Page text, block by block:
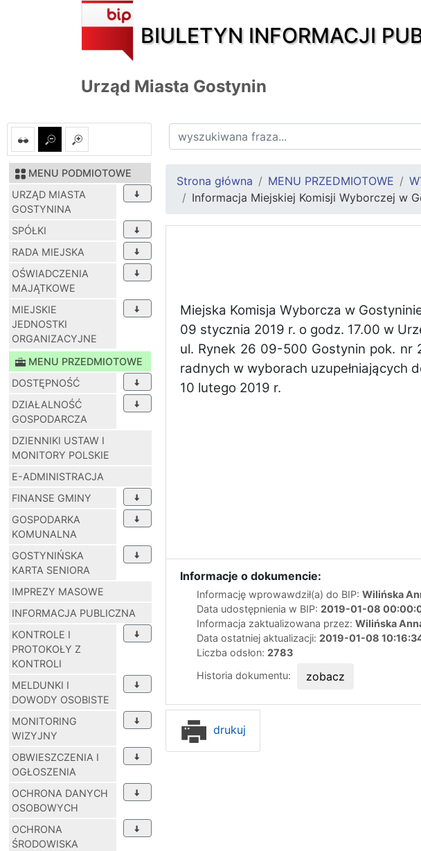
BIULETYN INFORMACJI
Urząd Miasta Gostynin
MENU PODMIOTOWE
URZĄD MIASTA
GOSTYNINA
SPÓŁKI
RADA MIEJSKA
OŚWIADCZENIA
MAJĄTKOWE
MIEJSKIE
JEDNOSTKI
ORGANIZACYJNE
MENU PRZEDMIOTOWE
DOSTĘPNOŚĆ
DZIAŁALNOŚĆ
GOSPODARCZA
DZIENNIKI USTAW I
MONITORY POLSKIE
E-ADMINISTRACJA
FINANSE GMINY
GOSPODARKA
KOMUNALNA
GOSTYNIŃSKA
KARTA SENIORA
IMPREZY MASOWE
INFORMACJA PUBLICZNA
KONTROLE I
PROTOKOŁY Z
KONTROLI
MELDUNKI I
DOWODY OSOBISTE
MONITORING
WIZYJNY
OBWIESZCZENIA I
OGŁOSZENIA
OCHRONA DANYCH
OSOBOWYCH
OCHRONA
ŚRODOWISKA
Strona główna MENU PRZEDMIOTOWE
Informacja Miejskiej Komisji Wyborczej w
Miejska Komisja Wyborcza w
09 stycznia 2019 r. o godz. 17.00 w
ul. Rynek 26 09-500 Gostynin pok. nr
radnych w wyborach uzupełniających
10 lutego 2019 r.
Informacje o dokumencie:
Informację wprowawdził(a) do BIP: Wilińska
Data udostępnienia w BIP: 2019-01-08
Informacja zaktualizowana przez: Wilińska
Data ostatniej aktualizacji: 2019-01-08
Liczba odsłon: 2783
Historia dokumentu:
zobacz
drukuj